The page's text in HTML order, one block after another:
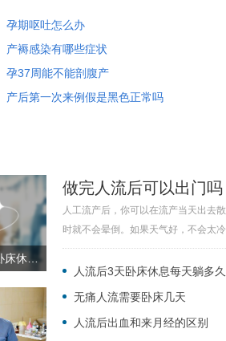
孕期呕吐怎么办
产褥感染有哪些症状
孕37周能不能剖腹产
产后第一次来例假是黑色正常吗
做完人流后可以出门
人工流产后，你可以在流产当天出去
时就不会晕倒。如果天气好，不会太
人流后3天卧床休息每天躺多久
无痛人流需要卧床几天
人流后出血和来月经的区别